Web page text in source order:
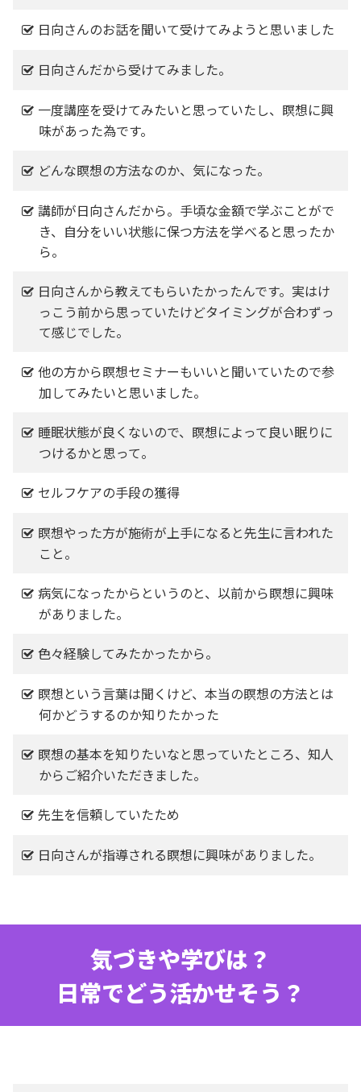
日向さんのお話を聞いて受けてみようと思いました
日向さんだから受けてみました。
一度講座を受けてみたいと思っていたし、瞑想に興
味があった為です。
どんな瞑想の方法なのか、気になった。
講師が日向さんだから。手頃な金額で学ぶことがで
き、自分をいい状態に保つ方法を学べると思ったか
ら。
日向さんから教えてもらいたかったんです。実はけ
っこう前から思っていたけどタイミングが合わずっ
て感じでした。
他の方から瞑想セミナーもいいと聞いていたので参
加してみたいと思いました。
睡眠状態が良くないので、瞑想によって良い眠りに
つけるかと思って。
セルフケアの手段の獲得
瞑想やった方が施術が上手になると先生に言われた
こと。
病気になったからというのと、以前から瞑想に興味
がありました。
色々経験してみたかったから。
瞑想という言葉は聞くけど、本当の瞑想の方法とは
何かどうするのか知りたかった
瞑想の基本を知りたいなと思っていたところ、知人
からご紹介いただきました。
先生を信頼していたため
日向さんが指導される瞑想に興味がありました。
気づきや学びは？
日常でどう活かせそう？